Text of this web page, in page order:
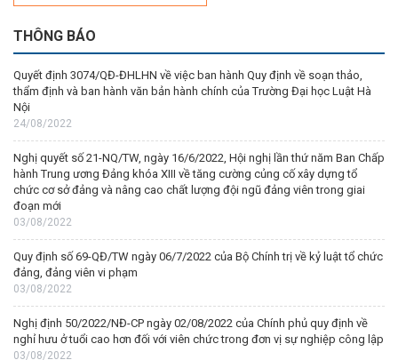
THÔNG BÁO
Quyết định 3074/QĐ-ĐHLHN về việc ban hành Quy định về soạn thảo,
thẩm định và ban hành văn bản hành chính của Trường Đại học Luật Hà
Nội
24/08/2022
Nghị quyết số 21-NQ/TW, ngày 16/6/2022, Hội nghị lần thứ năm Ban Chấp
hành Trung ương Đảng khóa XIII về tăng cường củng cố xây dựng tổ
chức cơ sở đảng và nâng cao chất lượng đội ngũ đảng viên trong giai
đoạn mới
03/08/2022
Quy định số 69-QĐ/TW ngày 06/7/2022 của Bộ Chính trị về kỷ luật tổ chức
đảng, đảng viên vi phạm
03/08/2022
Nghị định 50/2022/NĐ-CP ngày 02/08/2022 của Chính phủ quy định về
nghỉ hưu ở tuổi cao hơn đối với viên chức trong đơn vị sự nghiệp công lập
03/08/2022